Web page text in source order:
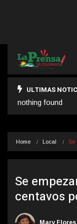
ULTIMAS
nothing found
Home Local Se
Se
centavos
Mary Flores